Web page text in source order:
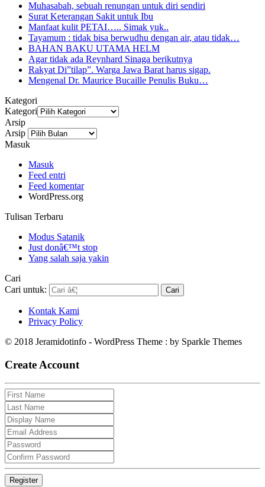
Muhasabah, sebuah renungan untuk diri sendiri
Surat Keterangan Sakit untuk Ibu
Manfaat kulit PETAI….. Simak yuk..
Tayamum : tidak bisa berwudhu dengan air, atau tidak…
BAHAN BAKU UTAMA HELM
Agar tidak ada Reynhard Sinaga berikutnya
Rakyat Di”tilap”. Warga Jawa Barat harus sigap.
Mengenal Dr. Maurice Bucaille Penulis Buku…
Kategori
Kategori
Arsip
Arsip
Masuk
Masuk
Feed entri
Feed komentar
WordPress.org
Tulisan Terbaru
Modus Satanik
Just donâ€™t stop
Yang salah saja yakin
Cari
Cari untuk:
Kontak Kami
Privacy Policy
© 2018 Jeramidotinfo - WordPress Theme : by Sparkle Themes
Create Account